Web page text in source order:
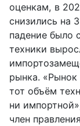
оценкам, в
снизились на
падение было
техники
рынка. «Рынок
тот объём
ни
член